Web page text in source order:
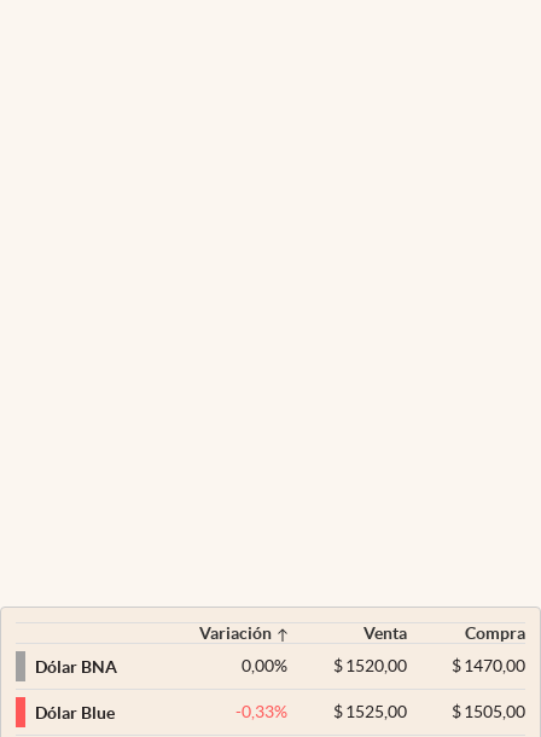
Variación Venta
Compra
Dólar BNA
0,00% $ 1520,00 $1470,00
Dólar Blue -0,33% $ 1525,00 $1505,00